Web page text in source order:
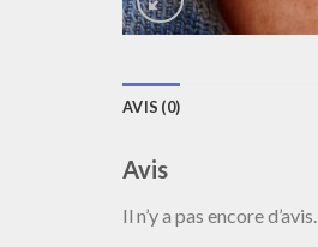
AVIS (0)
Avis
Il n’y a pas encore d’avis.